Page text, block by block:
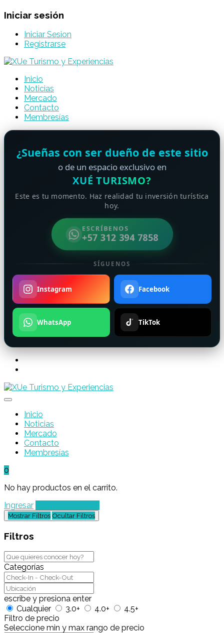
Iniciar sesión
Iniciar Sesion
Registrarse
Inicio
Noticias
Mercado
Contacto
Membresías
¿Sueñas con ser dueño de este sitio
o de un espacio exclusivo en
XUÉ TURISMO?
Este es tu momento. Haz realidad tu inversión turística
hoy.
ESCRÍBENOS
+57 312 394 7858
SÍGUENOS
Instagram Facebook
WhatsApp TikTok
Inicio
Noticias
Mercado
Contacto
Membresías
0
No hay productos en el carrito.
Ingresar
Mostrar Filtros Ocultar Filtros
Filtros
Categorías
escribe y presiona enter
Cualquier
3.0+ 4.0+
4.5+
Filtro de precio
Seleccione min y max rango de precio